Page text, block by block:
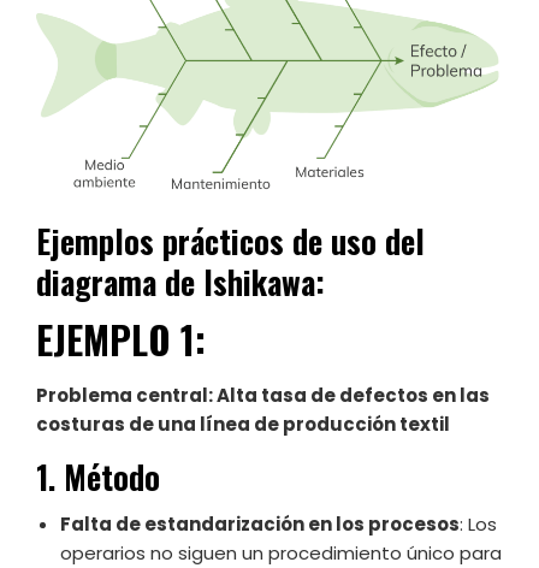
Ejemplos prácticos de uso del
diagrama de Ishikawa:
EJEMPLO 1:
Problema central: Alta tasa de defectos en las
costuras de una línea de producción textil
1. Método
Falta de estandarización en los procesos: Los
operarios no siguen un procedimiento único para